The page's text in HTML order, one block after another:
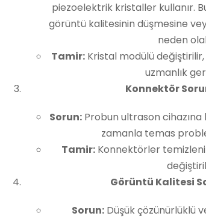
piezoelektrik kristaller kullanır.
görüntü kalitesinin düşmesine
neden
Tamir: Kristal modülü
uzmanlık
Konnektör
Sorun:Probun ultrason
zamanla temas
Tamir:Konnektörler
Görüntü Kalitesi
Sorun: Düşük çözünürlüklü